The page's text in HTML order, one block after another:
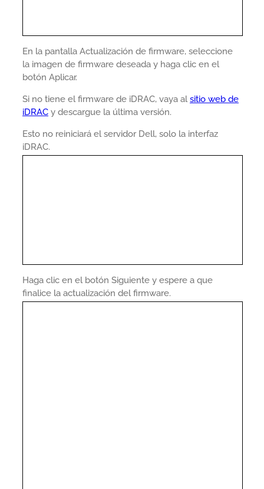
En la pantalla Actualización de firmware, seleccione
la imagen de firmware deseada y haga clic en el
botón Aplicar.
Si no tiene el firmware de iDRAC, vaya alsitio web de
iDRAC y descargue la última versión.
Esto no reiniciará el servidor Dell, solo la interfaz
iDRAC.
Haga clic en el botón Siguiente y espere a que
finalice la actualización del firmware.